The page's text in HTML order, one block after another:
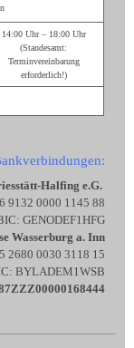
14:00 Uhr – 18:00 Uhr
(Standesamt:
Terminvereinbarung
erforderlich!)
Halfing e.G.
9132 0000 1145 88
GENODEF1HFG
Wasserburg a. Inn
2680 0030 3118 15
BYLADEM1WSB